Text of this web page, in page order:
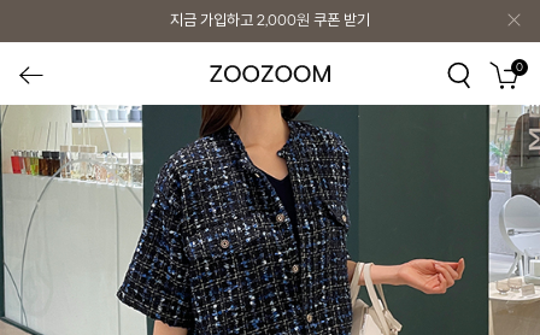
지금 가입하고 2,000원 쿠폰 받기
0